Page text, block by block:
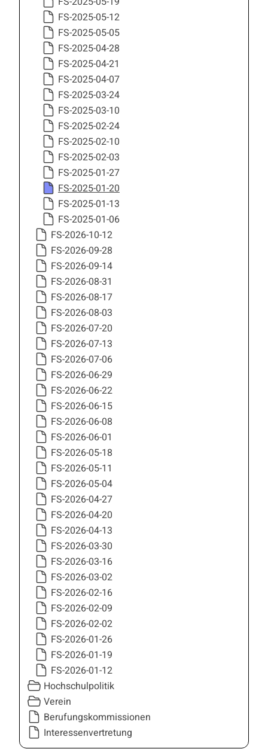
FS-2025-05-12
FS-2025-05-05
FS-2025-04-28
FS-2025-04-21
FS-2025-04-07
FS-2025-03-24
FS-2025-03-10
FS-2025-02-24
FS-2025-02-10
FS-2025-02-03
FS-2025-01-27
FS-2025-01-20
FS-2025-01-13
FS-2025-01-06
FS-2026-10-12
FS-2026-09-28
FS-2026-09-14
FS-2026-08-31
FS-2026-08-17
FS-2026-08-03
FS-2026-07-20
FS-2026-07-13
FS-2026-07-06
FS-2026-06-29
FS-2026-06-22
FS-2026-06-15
FS-2026-06-08
FS-2026-06-01
FS-2026-05-18
FS-2026-05-11
FS-2026-05-04
FS-2026-04-27
FS-2026-04-20
FS-2026-04-13
FS-2026-03-30
FS-2026-03-16
FS-2026-03-02
FS-2026-02-16
FS-2026-02-09
FS-2026-02-02
FS-2026-01-26
FS-2026-01-19
FS-2026-01-12
Hochschulpolitik
Verein
Berufungskommissionen
Interessenvertretung